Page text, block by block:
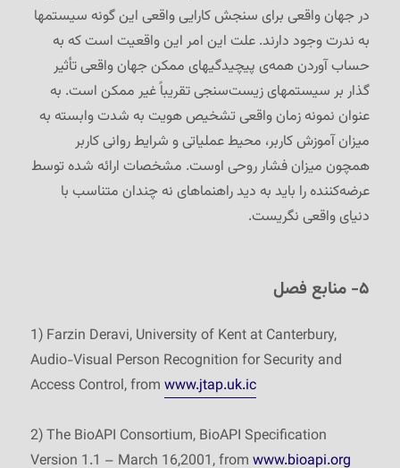
در جهان واقعی برای سنجش کارایی واقعی این گونه سیستمها
به ندرت وجود دارند. علت این امر این واقعیت است که به
حساب آوردن همه‌ی پیچیدگیهای ممکن جهان واقعی تأثیر
گذار بر سیستمهای زیست‌سنجی تقریباً غیر ممکن است. به
عنوان نمونه زمان واقعی تشخیص هویت به شدت وابسته به
میزان آموزش کاربر، محیط عملیاتی و شرایط روانی کاربر
همچون میزان فشار روحی اوست. مشخصات ارائه شده توسط
عرضه‌کننده را باید به دید راهنماهای نه چندان متناسب با
دنیای واقعی نگریست.
۵- منابع فصل
1) Farzin Deravi, University of Kent at Canterbury,
Audio-Visual Person Recognition for Security and
Access Control, fromwww.jtap.uk.ic
2) The BioAPI Consortium, BioAPI Specification
Version 1.1 – March 16,2001, fromwww.bioapi.org